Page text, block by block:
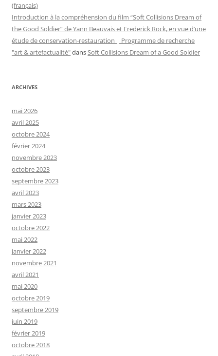
(français)
Introduction à la compréhension du film “Soft Collisions Dream of
the Good Soldier” de Yann Beauvais et Frederick Rock, en vue d’une
étude de conservation-restauration | Programme de recherche
"art & artefactualité"dansSoft Collisions Dream of a Good Soldier
ARCHIVES
mai 2026
avril 2025
octobre 2024
février 2024
novembre 2023
octobre 2023
septembre 2023
avril 2023
mars 2023
janvier 2023
octobre 2022
mai 2022
janvier 2022
novembre 2021
avril 2021
mai 2020
octobre 2019
septembre 2019
juin 2019
février 2019
octobre 2018